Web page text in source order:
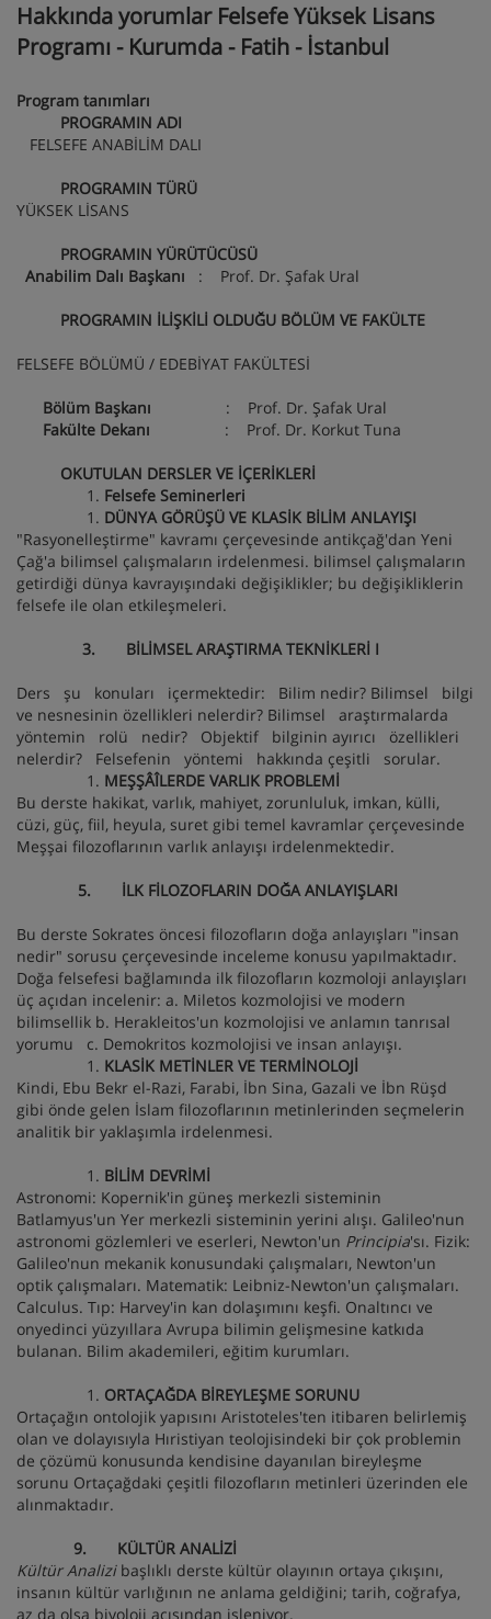
Hakkında yorumlar Felsefe Yüksek Lisans
Programı - Kurumda - Fatih - İstanbul
Program tanımları
PROGRAMIN ADI
FELSEFE ANABİLİM DALI
PROGRAMIN TÜRÜ
YÜKSEK LİSANS
PROGRAMIN YÜRÜTÜCÜSÜ
Anabilim Dalı Başkanı : Prof. Dr. Şafak Ural
PROGRAMIN İLİŞKİLİ OLDUĞU BÖLÜM VE FAKÜLTE
FELSEFE BÖLÜMÜ / EDEBİYAT FAKÜLTESİ
Bölüm Başkanı : Prof. Dr. Şafak Ural
Fakülte Dekanı : Prof. Dr. Korkut Tuna
OKUTULAN DERSLER VE İÇERİKLERİ
Felsefe Seminerleri
DÜNYA GÖRÜŞÜ VE KLASİK BİLİM ANLAYIŞI
"Rasyonelleştirme" kavramı çerçevesinde antikçağ'dan Yeni
Çağ'a bilimsel çalışmaların irdelenmesi. bilimsel çalışmaların
getirdiği dünya kavrayışındaki değişiklikler; bu değişikliklerin
felsefe ile olan etkileşmeleri.
3. BİLİMSEL ARAŞTIRMA TEKNİKLERİ I
Ders şu konuları içermektedir: Bilim nedir? Bilimsel bilgi
ve nesnesinin özellikleri nelerdir? Bilimsel araştırmalarda
yöntemin rolü nedir? Objektif bilginin ayırıcı özellikleri
nelerdir? Felsefenin yöntemi hakkında çeşitli sorular.
MEŞŞÂÎLERDE VARLIK PROBLEMİ
Bu derste hakikat, varlık, mahiyet, zorunluluk, imkan, külli,
cüzi, güç, fiil, heyula, suret gibi temel kavramlar çerçevesinde
Meşşai filozoflarının varlık anlayışı irdelenmektedir.
5. İLK FİLOZOFLARIN DOĞA ANLAYIŞLARI
Bu derste Sokrates öncesi filozofların doğa anlayışları "insan
nedir" sorusu çerçevesinde inceleme konusu yapılmaktadır.
Doğa felsefesi bağlamında ilk filozofların kozmoloji anlayışları
üç açıdan incelenir: a. Miletos kozmolojisi ve modern
bilimsellik b. Herakleitos'un kozmolojisi ve anlamın tanrısal
yorumu c. Demokritos kozmolojisi ve insan anlayışı.
KLASİK METİNLER VE TERMİNOLOJİ
Kindi, Ebu Bekr el-Razi, Farabi, İbn Sina, Gazali ve İbn Rüşd
gibi önde gelen İslam filozoflarının metinlerinden seçmelerin
analitik bir yaklaşımla irdelenmesi.
BİLİM DEVRİMİ
Astronomi: Kopernik'in güneş merkezli sisteminin
Batlamyus'un Yer merkezli sisteminin yerini alışı. Galileo'nun
astronomi gözlemleri ve eserleri, Newton'un Principia'sı. Fizik:
Galileo'nun mekanik konusundaki çalışmaları, Newton'un
optik çalışmaları. Matematik: Leibniz-Newton'un çalışmaları.
Calculus. Tıp: Harvey'in kan dolaşımını keşfi. Onaltıncı ve
onyedinci yüzyıllara Avrupa bilimin gelişmesine katkıda
bulanan. Bilim akademileri, eğitim kurumları.
ORTAÇAĞDA BİREYLEŞME SORUNU
Ortaçağın ontolojik yapısını Aristoteles'ten itibaren belirlemiş
olan ve dolayısıyla Hıristiyan teolojisindeki bir çok problemin
de çözümü konusunda kendisine dayanılan bireyleşme
sorunu Ortaçağdaki çeşitli filozofların metinleri üzerinden ele
alınmaktadır.
9. KÜLTÜR ANALİZİ
Kültür Analizibaşlıklı derste kültür olayının ortaya çıkışını,
insanın kültür varlığının ne anlama geldiğini; tarih, coğrafya,
az da olsa biyoloji açısından işleniyor.